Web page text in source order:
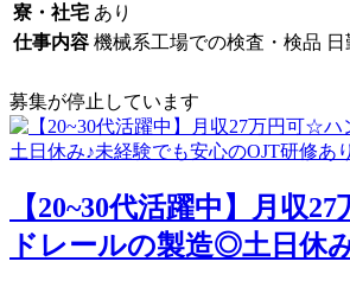
寮・社宅 あり
仕事内容 機械系工場での検査・検品 日
募集が停止しています
【20~30代活躍中】月収
ドレールの製造◎土日休